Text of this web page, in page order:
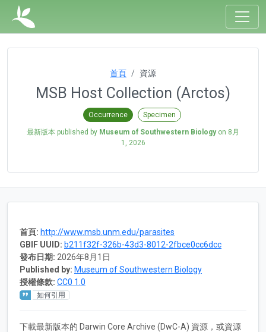
首頁 資源
MSB Host Collection (Arctos)
Occurrence Specimen
最新版本 published by Museum of Southwestern Biologyon 8月
1, 2026
首頁: http://www.msb.unm.edu/parasites
GBIF UUID: b211f32f-326b-43d3-8012-2fbce0cc6dcc
發布日期: 2026年8月1日
Published by: Museum of Southwestern Biology
授權條款: CC0 1.0
如何引用
下載最新版本的 Darwin Core Archive (DwC-A) 資源，或資源